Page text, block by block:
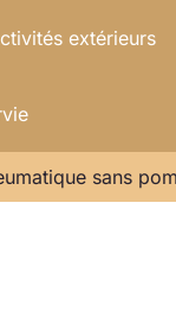
extérieurs
sans